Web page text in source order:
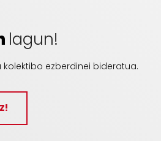
lagun!
kolektibo ezberdinei bideratua.